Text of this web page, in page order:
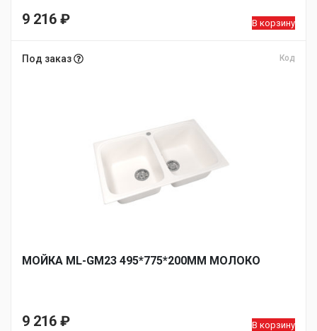
9 216 ₽ В корзину
Под заказ Код
МОЙКА ML-GM23 495*775*200ММ МОЛОКО
9 216 ₽ В корзину